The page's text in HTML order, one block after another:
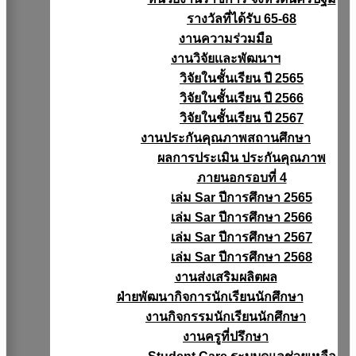
รางวัลที่ได้รับ 65-68
งานความร่วมมือ
งานวิจัยเเละพัฒนาฯ
วิจัยในชั้นเรียน ปี 2565
วิจัยในชั้นเรียน ปี 2566
วิจัยในชั้นเรียน ปี 2567
งานประกันคุณภาพสถานศึกษา
ผลการประเมิน ประกันคุณภาพ
ภายนอกรอบที่ 4
เล่ม Sar ปีการศึกษา 2565
เล่ม Sar ปีการศึกษา 2566
เล่ม Sar ปีการศึกษา 2567
เล่ม Sar ปีการศึกษา 2568
งานส่งเสริมผลิตผล
ฝ่ายพัฒนากิจการนักเรียนนักศึกษา
งานกิจกรรมนักเรียนนักศึกษา
งานครูที่ปรึกษา